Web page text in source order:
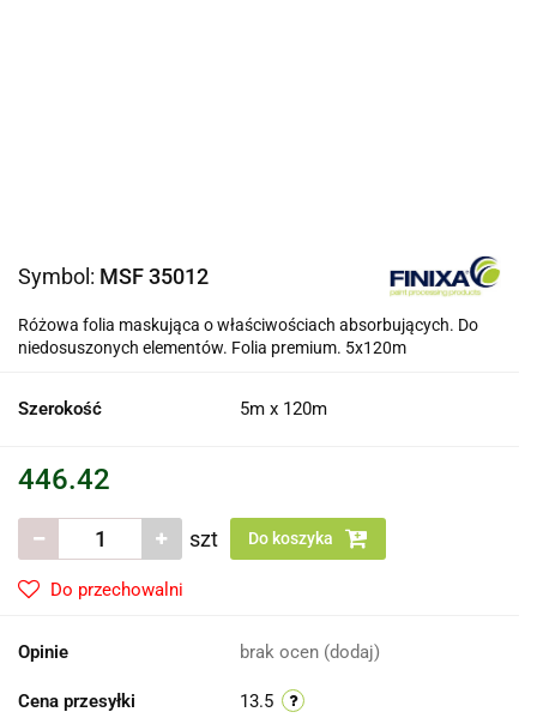
Symbol: MSF 35012
Różowa folia maskująca o właściwościach absorbujących. Do
niedosuszonych elementów. Folia premium. 5x120m
Szerokość 5m x 120m
446.42
szt Do koszyka
Do przechowalni
Opinie brak ocen (dodaj)
Cena przesyłki 13.5